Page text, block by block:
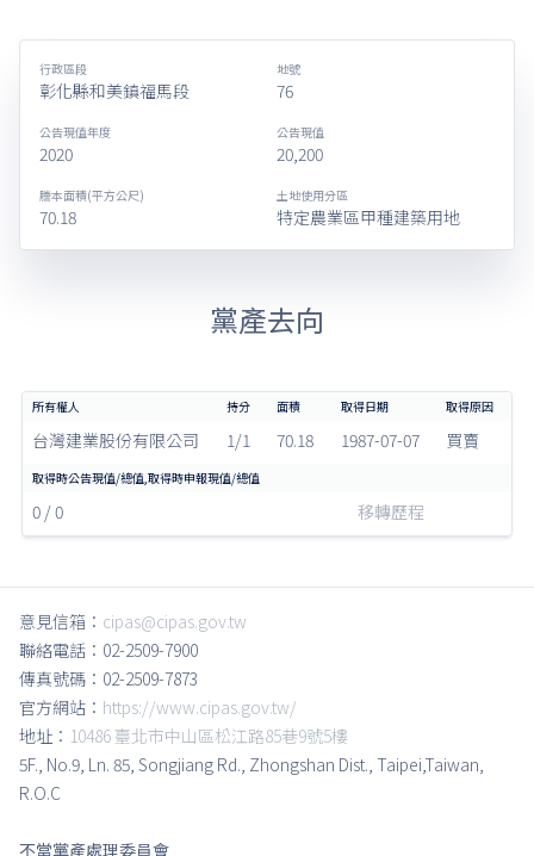
行政區段
彰化縣和美鎮福馬段
地號
76
公告現值年度
2020
公告現值
20,200
謄本面積(平方公尺)
70.18
土地使用分區
特定農業區甲種建築用地
黨產去向
台灣建業股份有限公司 1/1 70.18 1987-07-07 買賣
0 / 0 移轉歷程
意見信箱： cipas@cipas.gov.tw
聯絡電話：02-2509-7900
傳真號碼：02-2509-7873
官方網站： https://www.cipas.gov.tw/
地址： 10486 臺北市中山區松江路85巷9號5樓
5F., No.9, Ln. 85, Songjiang Rd., Zhongshan Dist., Taipei,Taiwan,
R.O.C
不當黨產處理委員會